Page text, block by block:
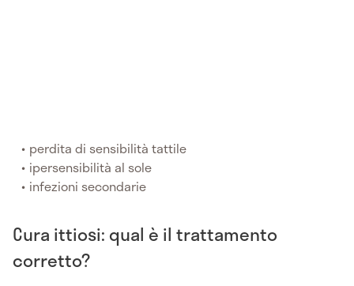
perdita di sensibilità tattile
ipersensibilità al sole
infezioni secondarie
Cura ittiosi: qual è il trattamento
corretto?